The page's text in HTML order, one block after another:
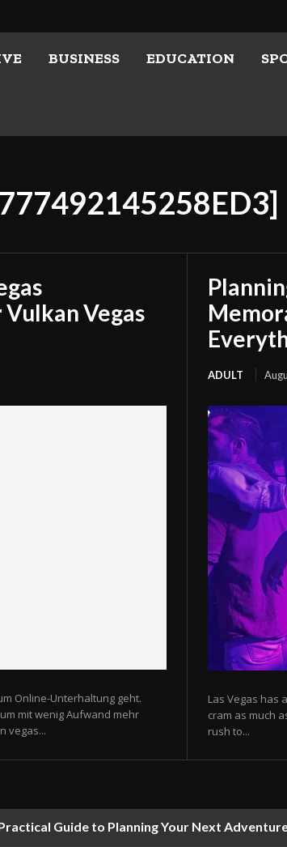
BUSINESS EDUCATION
Vegas
Online-Unterhaltung geht.
mit wenig Aufwand mehr
vegas...
ADULT
Las Vegas has
cram as much
rush to...
Guide to Planning Your Next